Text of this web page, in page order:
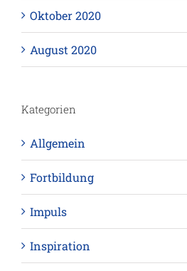
Oktober 2020
August 2020
Kategorien
Allgemein
Fortbildung
Impuls
Inspiration